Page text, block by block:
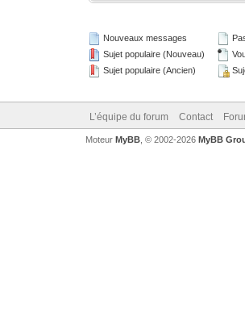
Nouveaux messages
Sujet populaire (Nouveau)
Sujet populaire (Ancien)
L’équipe du forum Contact
Moteur MyBB, © 2002-2026 MyBB